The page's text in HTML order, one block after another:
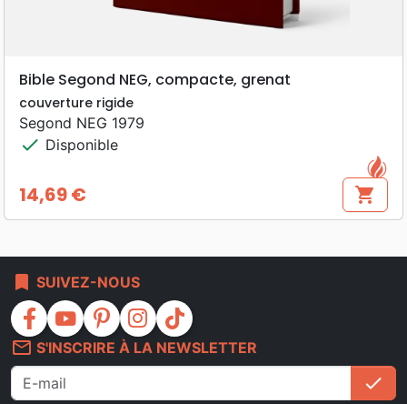
Bible Segond NEG, compacte, grenat
couverture rigide
Segond NEG 1979
check Disponible
Prix
14,69 € shopping_cart
bookmark SUIVEZ-NOUS
facebook youtube pinterest instagram
tiktok
mail_outline S'INSCRIRE À LA NEWSLETTER
check